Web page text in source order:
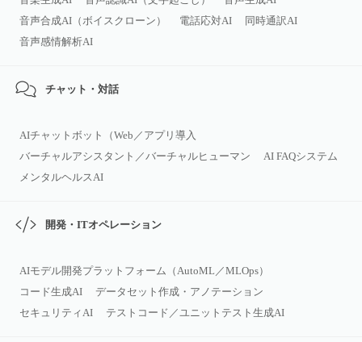
音声合成AI（ボイスクローン）
電話応対AI
同時通訳AI
音声感情解析AI
チャット・対話
AIチャットボット（Web／アプリ導入
バーチャルアシスタント／バーチャルヒューマン
AI FAQシステム
メンタルヘルスAI
開発・ITオペレーション
AIモデル開発プラットフォーム（AutoML／MLOps）
コード生成AI
データセット作成・アノテーション
セキュリティAI
テストコード／ユニットテスト生成AI